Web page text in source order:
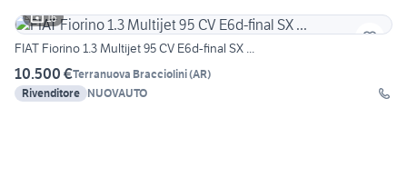
16
FIAT Fiorino 1.3 Multijet 95 CV E6d-final SX ...
10.500 €Terranuova Bracciolini(AR)
Rivenditore NUOVAUTO